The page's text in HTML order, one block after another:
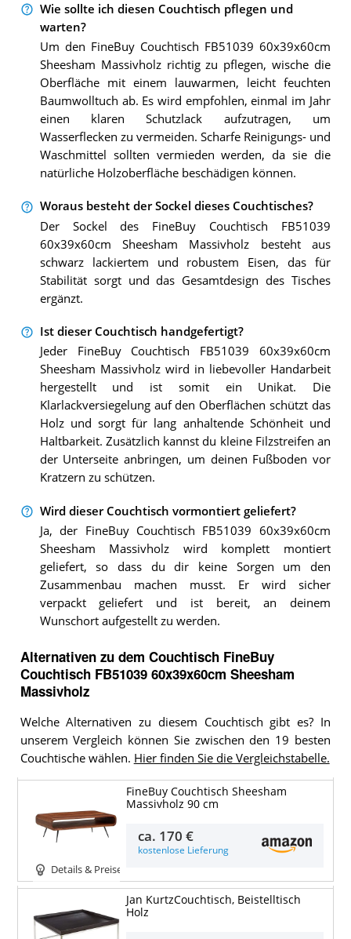
Wie sollte ich diesen Couchtisch pflegen und
warten?
Um den FineBuy Couchtisch FB51039 60x39x60cm
Sheesham Massivholz richtig zu pflegen, wische die
Oberfläche mit einem lauwarmen, leicht feuchten
Baumwolltuch ab. Es wird empfohlen, einmal im Jahr
einen klaren Schutzlack aufzutragen, um
Wasserflecken zu vermeiden. Scharfe Reinigungs- und
Waschmittel sollten vermieden werden, da sie die
natürliche Holzoberfläche beschädigen können.
Woraus besteht der Sockel dieses Couchtisches?
Der Sockel des FineBuy Couchtisch FB51039
60x39x60cm Sheesham Massivholz besteht aus
schwarz lackiertem und robustem Eisen, das für
Stabilität sorgt und das Gesamtdesign des Tisches
ergänzt.
Ist dieser Couchtisch handgefertigt?
Jeder FineBuy Couchtisch FB51039 60x39x60cm
Sheesham Massivholz wird in liebevoller Handarbeit
hergestellt und ist somit ein Unikat. Die
Klarlackversiegelung auf den Oberflächen schützt das
Holz und sorgt für lang anhaltende Schönheit und
Haltbarkeit. Zusätzlich kannst du kleine Filzstreifen an
der Unterseite anbringen, um deinen Fußboden vor
Kratzern zu schützen.
Wird dieser Couchtisch vormontiert geliefert?
Ja, der FineBuy Couchtisch FB51039 60x39x60cm
Sheesham Massivholz wird komplett montiert
geliefert, so dass du dir keine Sorgen um den
Zusammenbau machen musst. Er wird sicher
verpackt geliefert und ist bereit, an deinem
Wunschort aufgestellt zu werden.
Alternativen zu dem Couchtisch FineBuy
Couchtisch FB51039 60x39x60cm Sheesham
Massivholz
Welche Alternativen zu diesem Couchtisch gibt es? In
unserem Vergleich können Sie zwischen den 19 besten
Couchtische wählen. Hier finden Sie die Vergleichstabelle.
Details & Preise
FineBuy Couchtisch Sheesham
Massivholz 90 cm
ca. 170 €
kostenlose Lieferung
Jan KurtzCouchtisch, Beistelltisch
Holz